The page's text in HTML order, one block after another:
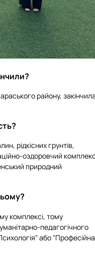
району,
рідкісних грунтів,
оздоровчий
природний
комплексі, тому
педагогічного
або "Професійна